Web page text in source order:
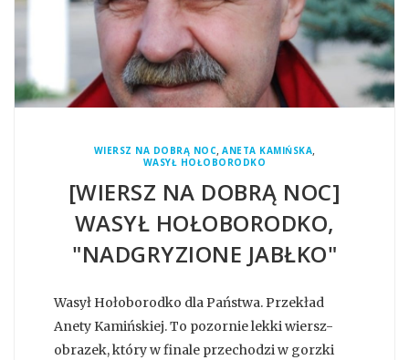
WIERSZ NA DOBRĄ NOC,ANETA KAMIŃSKA,
WASYŁ HOŁOBORODKO
[WIERSZ NA DOBRĄ NOC]
WASYŁ HOŁOBORODKO,
"NADGRYZIONE JABŁKO"
Wasył Hołoborodko dla Państwa. Przekład
Anety Kamińskiej. To pozornie lekki wiersz-
obrazek, który w finale przechodzi w gorzki